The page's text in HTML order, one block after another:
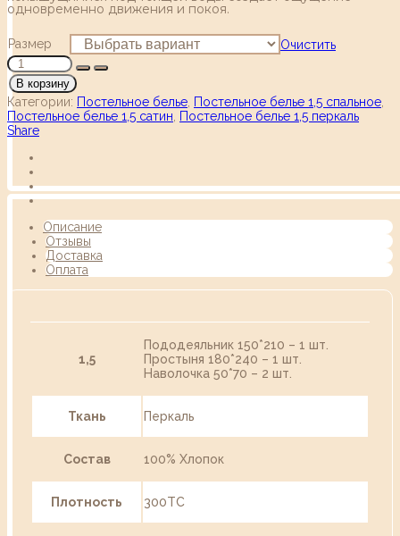
одновременно движения и покоя.
Размер Очистить
В корзину
Категории: Постельное белье Постельное белье 1,5 спальное
Постельное белье 1,5 сатин
Постельное белье 1,5 перкаль
Share
Описание
Отзывы
Доставка
Оплата
1,5
Пододеяльник 150*210 – 1 шт.
Простыня 180*240 – 1 шт.
Наволочка 50*70 – 2 шт.
Ткань Перкаль
Состав 100% Хлопок
Плотность 300ТС